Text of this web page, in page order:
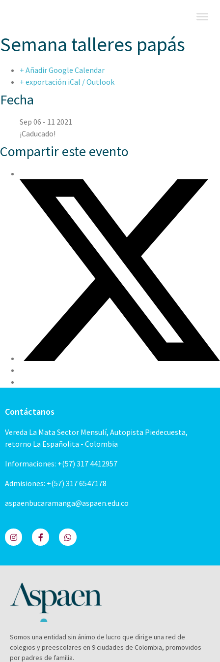
Semana talleres papás
+ Añadir Google Calendar
+ exportación iCal / Outlook
Fecha
Sep 06 - 11 2021
¡Caducado!
Compartir este evento
Contáctanos
Vereda La Mata Sector Mensulí, Autopista Piedecuesta,
retorno La Españolita - Colombia
Informaciones: +(57) 317 4412957
Admisiones: +(57) 317 6547178
aspaenbucaramanga@aspaen.edu.co
Somos una entidad sin ánimo de lucro que dirige una red de
colegios y preescolares en 9 ciudades de Colombia, promovidos
por padres de familia.